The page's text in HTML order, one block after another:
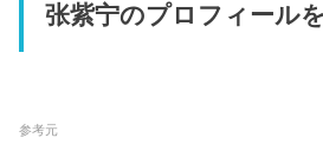
张紫宁のプロフィール
参考元